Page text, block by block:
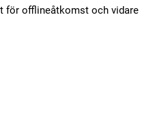
för offlineåtkomst och vidare